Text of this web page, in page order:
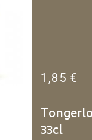
1,85 €
33cl